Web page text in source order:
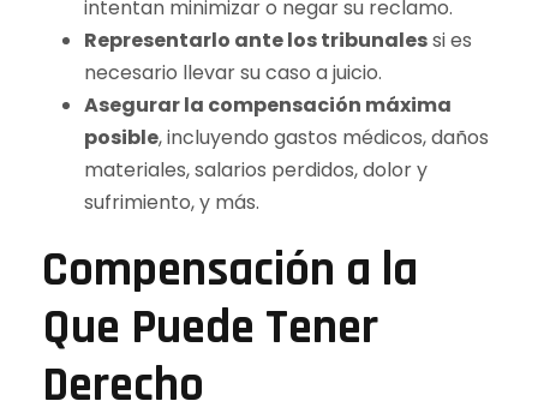
intentan minimizar o negar su reclamo.
Representarlo ante los tribunalessi es
necesario llevar su caso a juicio.
Asegurar la compensación máxima
posible, incluyendo gastos médicos, daños
materiales, salarios perdidos, dolor y
sufrimiento, y más.
Compensación a la
Que Puede Tener
Derecho